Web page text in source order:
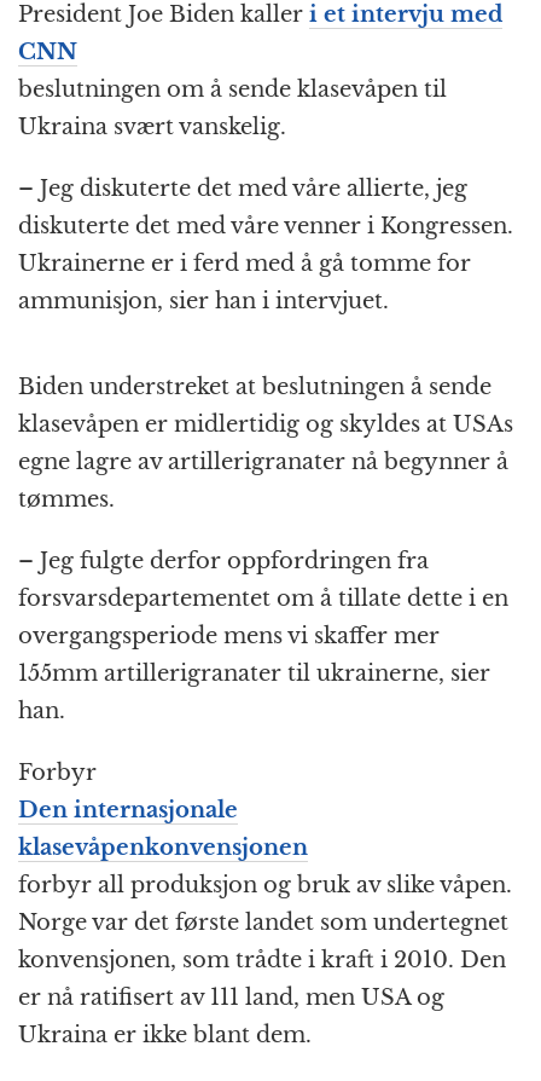
President Joe Biden kaller i et intervju med
CNN
beslutningen om å sende klasevåpen til
Ukraina svært vanskelig.
– Jeg diskuterte det med våre allierte, jeg
diskuterte det med våre venner i Kongressen.
Ukrainerne er i ferd med å gå tomme for
ammunisjon, sier han i intervjuet.
Biden understreket at beslutningen å sende
klasevåpen er midlertidig og skyldes at USAs
egne lagre av artillerigranater nå begynner å
tømmes.
– Jeg fulgte derfor oppfordringen fra
forsvarsdepartementet om å tillate dette i en
overgangsperiode mens vi skaffer mer
155mm artillerigranater til ukrainerne, sier
han.
Forbyr
Den internasjonale
klasevåpenkonvensjonen
forbyr all produksjon og bruk av slike våpen.
Norge var det første landet som undertegnet
konvensjonen, som trådte i kraft i 2010. Den
er nå ratifisert av 111 land, men USA og
Ukraina er ikke blant dem.